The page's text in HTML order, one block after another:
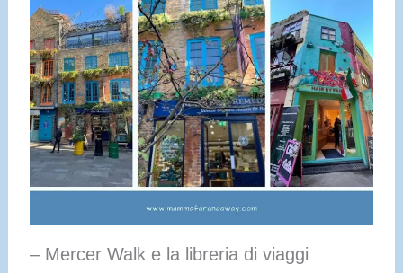
– Mercer Walk e la libreria di viaggi